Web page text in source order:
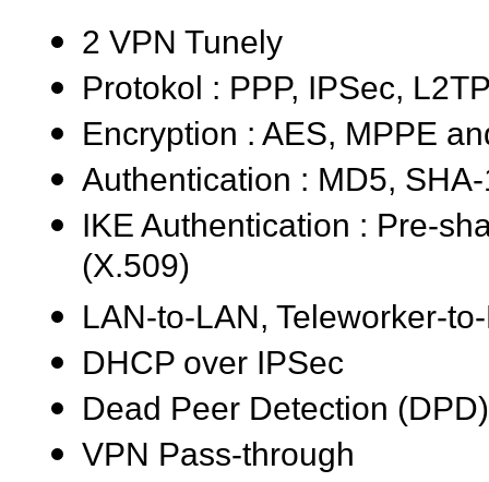
2 VPN Tunely
Protokol : PPP, IPSec,
Encryption : AES, MPPE
Authentication : MD5,
IKE Authentication : Pre-
(X.509)
LAN-to-LAN, Teleworker-
DHCP over IPSec
Dead Peer Detection (DPD)
VPN Pass-through